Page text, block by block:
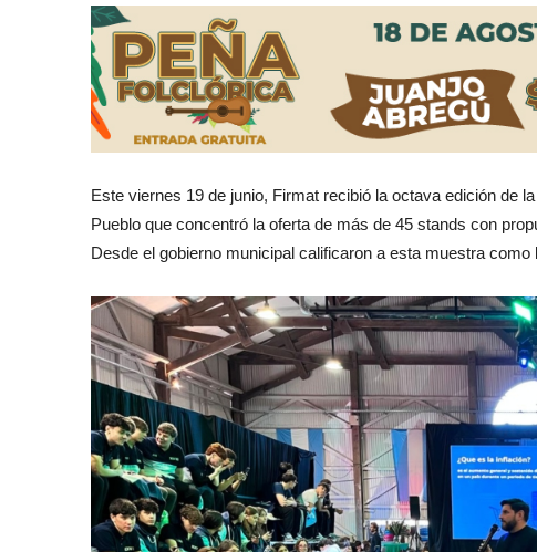
Este viernes 19 de junio, Firmat recibió la octava edición de
Pueblo que concentró la oferta de más de 45 stands con
Desde el gobierno municipal calificaron a esta muestra como